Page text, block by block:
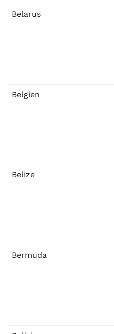
Belarus
Belgien
Belize
Bermuda